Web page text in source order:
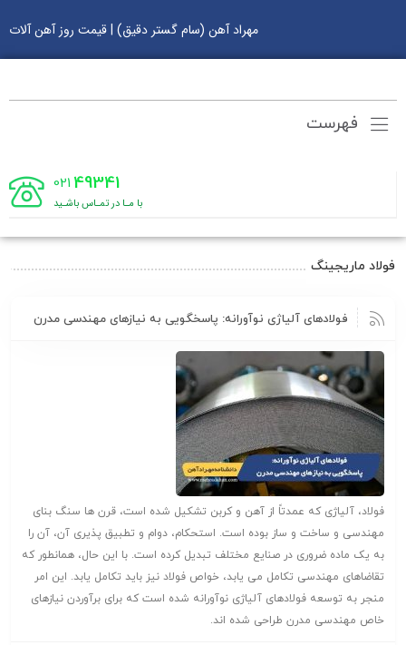
مهراد آهن (سام گستر دقیق) | قیمت روز آهن آلات
فهرست
49341
021
با مـا در تمـاس باشـید
فولاد ماریجینگ
فولادهای آلیاژی نوآورانه: پاسخگویی به نیازهای مهندسی مدرن
فولاد، آلیاژی که عمدتاً از آهن و کربن تشکیل شده است، قرن ها سنگ بنای
مهندسی و ساخت و ساز بوده است. استحکام، دوام و تطبیق پذیری آن، آن را
به یک ماده ضروری در صنایع مختلف تبدیل کرده است. با این حال، همانطور که
تقاضاهای مهندسی تکامل می یابد، خواص فولاد نیز باید تکامل یابد. این امر
منجر به توسعه فولادهای آلیاژی نوآورانه شده است که برای برآوردن نیازهای
خاص مهندسی مدرن طراحی شده اند.